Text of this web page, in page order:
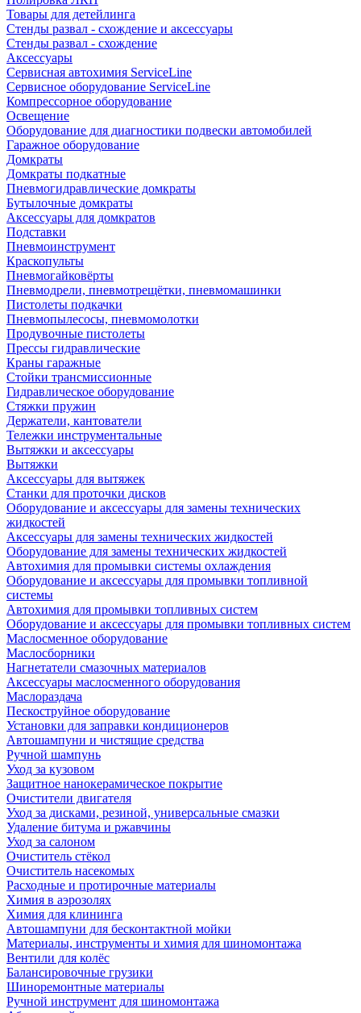
Товары для детейлинга
Стенды развал - схождение и аксессуары
Стенды развал - схождение
Аксессуары
Сервисная автохимия ServiceLine
Сервисное оборудование ServiceLine
Компрессорное оборудование
Освещение
Оборудование для диагностики подвески автомобилей
Гаражное оборудование
Домкраты
Домкраты подкатные
Пневмогидравлические домкраты
Бутылочные домкраты
Аксессуары для домкратов
Подставки
Пневмоинструмент
Краскопульты
Пневмогайковёрты
Пневмодрели, пневмотрещётки, пневмомашинки
Пистолеты подкачки
Пневмопылесосы, пневмомолотки
Продувочные пистолеты
Прессы гидравлические
Краны гаражные
Стойки трансмиссионные
Гидравлическое оборудование
Стяжки пружин
Держатели, кантователи
Тележки инструментальные
Вытяжки и аксессуары
Вытяжки
Аксессуары для вытяжек
Станки для проточки дисков
Оборудование и аксессуары для замены технических
жидкостей
Аксессуары для замены технических жидкостей
Оборудование для замены технических жидкостей
Автохимия для промывки системы охлаждения
Оборудование и аксессуары для промывки топливной
системы
Автохимия для промывки топливных систем
Оборудование и аксессуары для промывки топливных систем
Маслосменное оборудование
Маслосборники
Нагнетатели смазочных материалов
Аксессуары маслосменного оборудования
Маслораздача
Пескоструйное оборудование
Установки для заправки кондиционеров
Автошампуни и чистящие средства
Ручной шампунь
Уход за кузовом
Защитное нанокерамическое покрытие
Очистители двигателя
Уход за дисками, резиной, универсальные смазки
Удаление битума и ржавчины
Уход за салоном
Очиститель стёкол
Очиститель насекомых
Расходные и протирочные материалы
Химия в аэрозолях
Химия для клининга
Автошампуни для бесконтактной мойки
Материалы, инструменты и химия для шиномонтажа
Вентили для колёс
Балансировочные грузики
Шиноремонтные материалы
Ручной инструмент для шиномонтажа